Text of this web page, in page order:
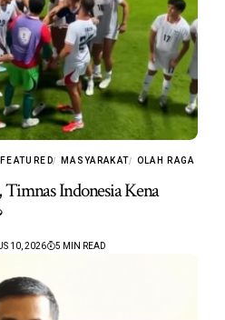
FEATURED MASYARAKAT OLAH RAGA
Indonesia Kena
10, 2026 5 MIN READ